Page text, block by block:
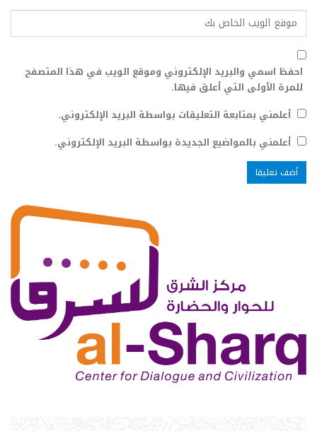
احفظ اسمي والبريد الإلكتروني وموقع الويب في هذا المتصفح
للمرة الأولى التي أعلق فيها.
أعلمني بمتابعة التعليقات بواسطة البريد الإلكتروني.
أعلمني بالمواضيع الجديدة بواسطة البريد الإلكتروني.